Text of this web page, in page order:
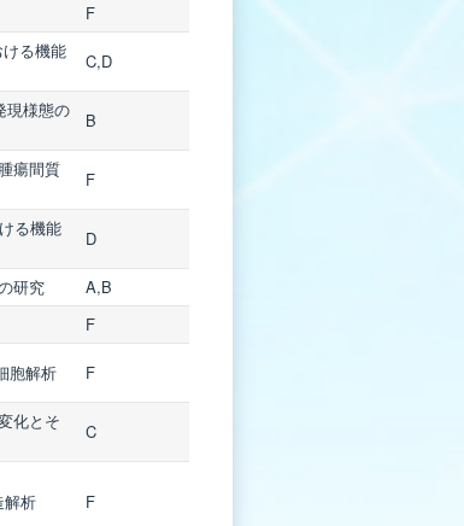
F
る機能
C,D
現様態の
B
瘍間質
F
る機能
D
研究
A,B
F
胞解析 F
化とそ
C
解析 F